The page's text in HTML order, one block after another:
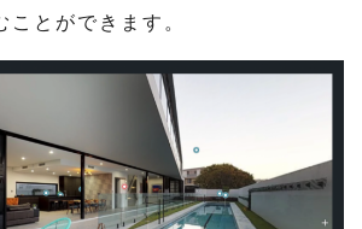
とができます。